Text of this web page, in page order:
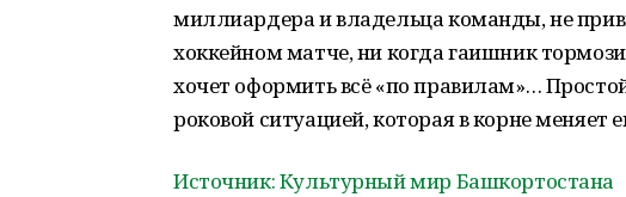
миллиардера и владельца команды, не
хоккейном матче, ни когда гаишник
хочет оформить всё «по правилам»…
роковой ситуацией, которая в корне меняет
Источник: Культурный мир Башкортостана